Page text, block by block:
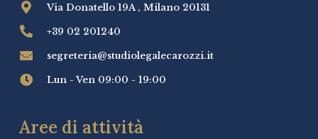
Via Donatello 19A , Milano 20131
+39 02 201240
segreteria@studiolegalecarozzi.it
Lun - Ven 09:00 - 19:00
Aree di attività